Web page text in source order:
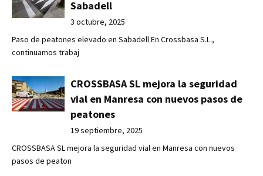
Sabadell
3 octubre, 2025
Paso de peatones elevado en Sabadell En Crossbasa S.L.,
continuamos trabaj
CROSSBASA SL mejora la seguridad
vial en Manresa con nuevos pasos de
peatones
19 septiembre, 2025
CROSSBASA SL mejora la seguridad vial en Manresa con nuevos
pasos de peaton